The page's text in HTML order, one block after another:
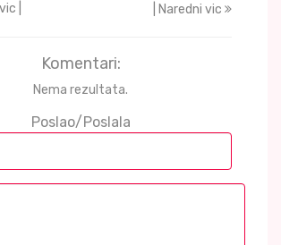
| | Naredni vic
Komentari:
Nema rezultata.
Poslao/Poslala